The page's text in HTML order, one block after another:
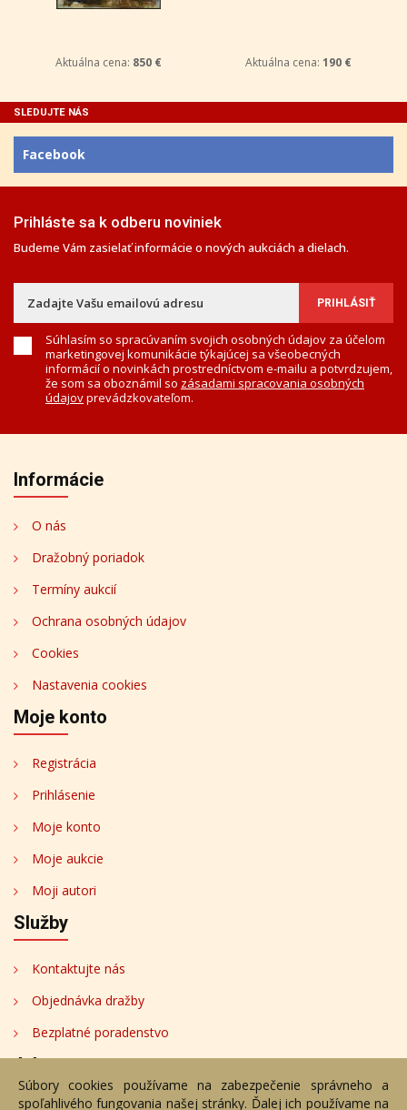
Aktuálna cena: 850 € Aktuálna cena: 190 €
SLEDUJTE NÁS
Facebook
Prihláste sa k odberu noviniek
Budeme Vám zasielať informácie o nových aukciách a dielach.
Súhlasím so spracúvaním svojich osobných údajov za účelom
marketingovej komunikácie týkajúcej sa všeobecných
informácií o novinkách prostredníctvom e-mailu a potvrdzujem,
že som sa oboznámil so zásadami spracovania osobných
údajovprevádzkovateľom.
Informácie
O nás
Dražobný poriadok
Termíny aukcií
Ochrana osobných údajov
Cookies
Nastavenia cookies
Moje konto
Registrácia
Prihlásenie
Moje konto
Moje aukcie
Moji autori
Služby
Kontaktujte nás
Objednávka dražby
Bezplatné poradenstvo
Adresa
Súbory cookies používame na zabezpečenie správneho a
spoľahlivého fungovania našej stránky. Ďalej ich používame na